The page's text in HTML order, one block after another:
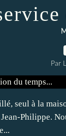
Par
seul à la
Philippe.